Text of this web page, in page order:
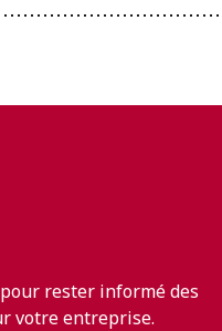
rester informé des
votre entreprise.